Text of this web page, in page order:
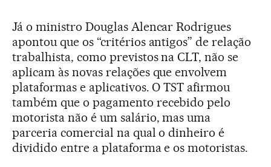
Já o ministro Douglas Alencar Rodrigues
apontou que os “critérios antigos” de relação
trabalhista, como previstos na CLT, não se
aplicam às novas relações que envolvem
plataformas e aplicativos. O TST afirmou
também que o pagamento recebido pelo
motorista não é um salário, mas uma
parceria comercial na qual o dinheiro é
dividido entre a plataforma e os motoristas.